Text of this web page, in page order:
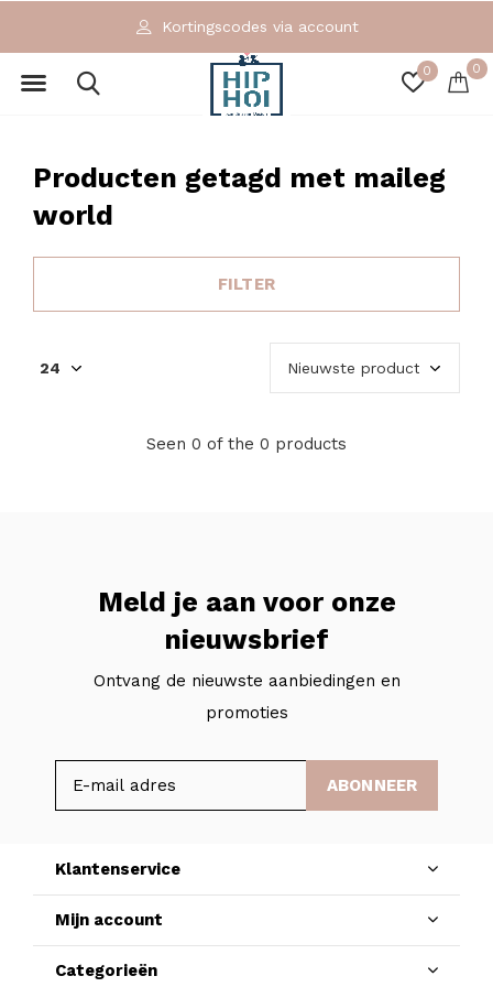
0 0
Kortingscodes via account
Producten getagd met maileg
world
FILTER
Seen 0 of the 0 products
Meld je aan voor onze
nieuwsbrief
Ontvang de nieuwste aanbiedingen en
promoties
ABONNEER
Klantenservice
Mijn account
Categorieën